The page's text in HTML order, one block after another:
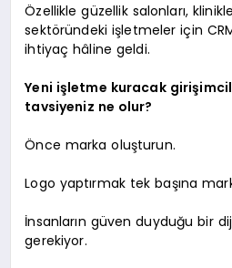
Özellikle güzellik salonları,
sektöründeki işletmeler için
ihtiyaç hâline geldi.
Yeni işletme kuracak
tavsiyeniz ne olur?
Önce marka oluşturun.
Logo yaptırmak tek başına
İnsanların güven duyduğu bir
gerekiyor.